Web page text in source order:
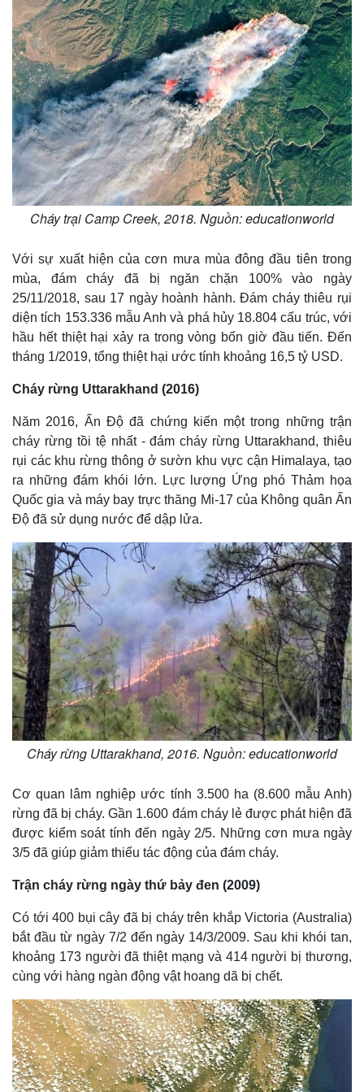
Kinh tế
Bất động sản
Khởi nghiệp
Thị trường
Giá vàng
Tiêu dùng
Tỷ giá
Chứng khoán
Giá cà phê
Cháy trại Camp Creek, 2018. Nguồn: educationworld
Với sự xuất hiện của cơn mưa mùa đông đầu tiên trong
mùa, đám cháy đã bị ngăn chặn 100% vào ngày
25/11/2018, sau 17 ngày hoành hành. Đám cháy thiêu rụi
diện tích 153.336 mẫu Anh và phá hủy 18.804 cấu trúc, với
hầu hết thiệt hại xảy ra trong vòng bốn giờ đầu tiến. Đến
tháng 1/2019, tổng thiệt hại ước tính khoảng 16,5 tỷ USD.
Cháy rừng Uttarakhand (2016)
Năm 2016, Ấn Độ đã chứng kiến ​​một trong những trận
cháy rừng tồi tệ nhất - đám cháy rừng Uttarakhand, thiêu
rụi các khu rừng thông ở sườn khu vực cận Himalaya, tạo
ra những đám khói lớn. Lực lượng Ứng phó Thảm họa
Quốc gia và máy bay trực thăng Mi-17 của Không quân Ấn
Độ đã sử dụng nước để dập lửa.
Cháy rừng Uttarakhand, 2016. Nguồn: educationworld
Cơ quan lâm nghiệp ước tính 3.500 ha (8.600 mẫu Anh)
rừng đã bị cháy. Gần 1.600 đám cháy lẻ được phát hiện đã
được kiểm soát tính đến ngày 2/5. Những cơn mưa ngày
3/5 đã giúp giảm thiểu tác động của đám cháy.
Trận cháy rừng ngày thứ bảy đen (2009)
Có tới 400 bụi cây đã bị cháy trên khắp Victoria (Australia)
bắt đầu từ ngày 7/2 đến ngày 14/3/2009. Sau khi khói tan,
khoảng 173 người đã thiệt mạng và 414 người bị thương,
cùng với hàng ngàn động vật hoang dã bị chết.